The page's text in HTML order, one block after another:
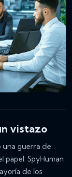
vistazo
una guerra de
papel. SpyHuman
de los